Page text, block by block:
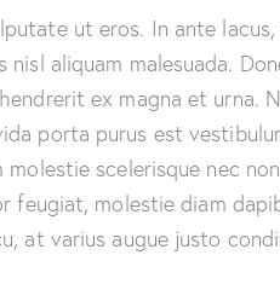
ut eros. In ante
nisl aliquam malesuada.
ex magna et urna.
porta purus est
scelerisque nec
molestie diam
at varius augue justo